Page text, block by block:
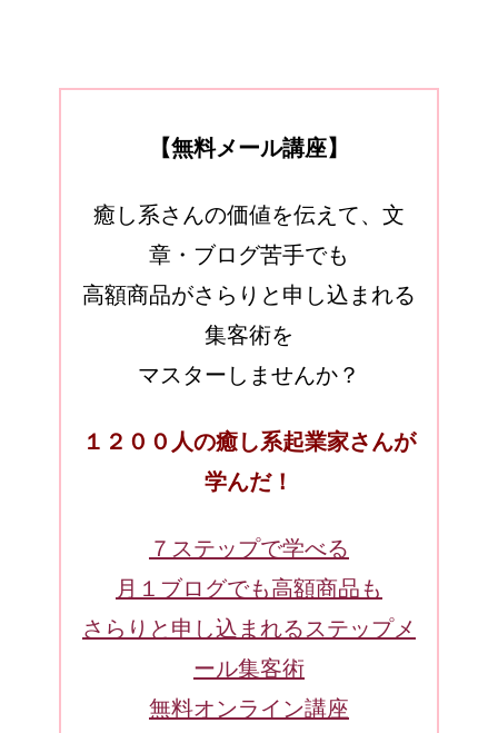
【無料メール講座】
癒し系さんの価値を伝えて、文
章・ブログ苦手でも
高額商品がさらりと申し込まれる
集客術を
マスターしませんか？
１２００人の癒し系起業家さんが
学んだ！
７ステップで学べる
月１ブログでも高額商品も
さらりと申し込まれるステップメ
ール集客術
無料オンライン講座